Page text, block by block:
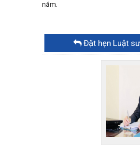
năm.
Đặt hẹn Luật sư